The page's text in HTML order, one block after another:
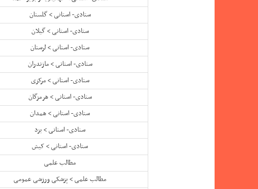
ستادی- استانی > گلستان
ستادی- استانی > گیلان
ستادی- استانی > لرستان
ستادی- استانی > مازندران
ستادی- استانی > مرکزی
ستادی- استانی > هرمزگان
ستادی- استانی > همدان
ستادی- استانی > یزد
ستادی- استانی > کیش
مطالب علمی
مطالب علمی > پزشکی ورزشی عمومی